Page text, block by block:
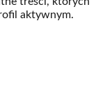
aktywnym.